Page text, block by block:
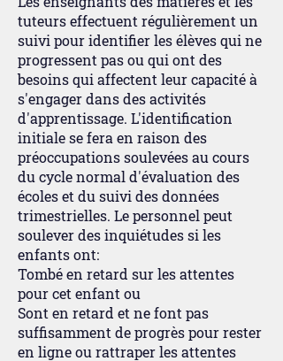
tuteurs effectuent régulièrement un
suivi pour identifier les élèves qui ne
progressent pas ou qui ont des
besoins qui affectent leur capacité à
s'engager dans des activités
d'apprentissage. L'identification
initiale se fera en raison des
préoccupations soulevées au cours
du cycle normal d'évaluation des
écoles et du suivi des données
trimestrielles. Le personnel peut
soulever des inquiétudes si les
enfants ont:
Tombé en retard sur les attentes
pour cet enfant ou
Sont en retard et ne font pas
suffisamment de progrès pour rester
en ligne ou rattraper les attentes